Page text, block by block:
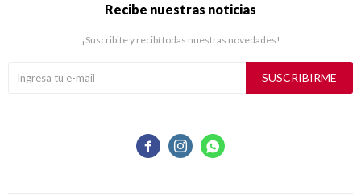
  
Recibe nuestras noticias
¡Suscribite y recibí todas nuestras novedades!
SUSCRIBIRME